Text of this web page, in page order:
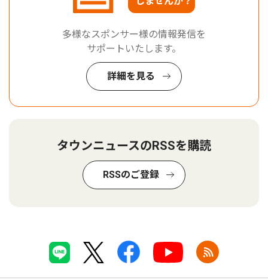
多様なスポンサー様の情報発信を
サポートいたします。
詳細を見る
タウンニュースのRSSを購読
RSSのご登録